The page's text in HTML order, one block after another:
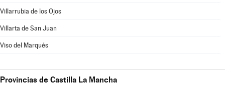
Villarrubia de los Ojos
Villarta de San Juan
Viso del Marqués
Provincias de Castilla La Mancha